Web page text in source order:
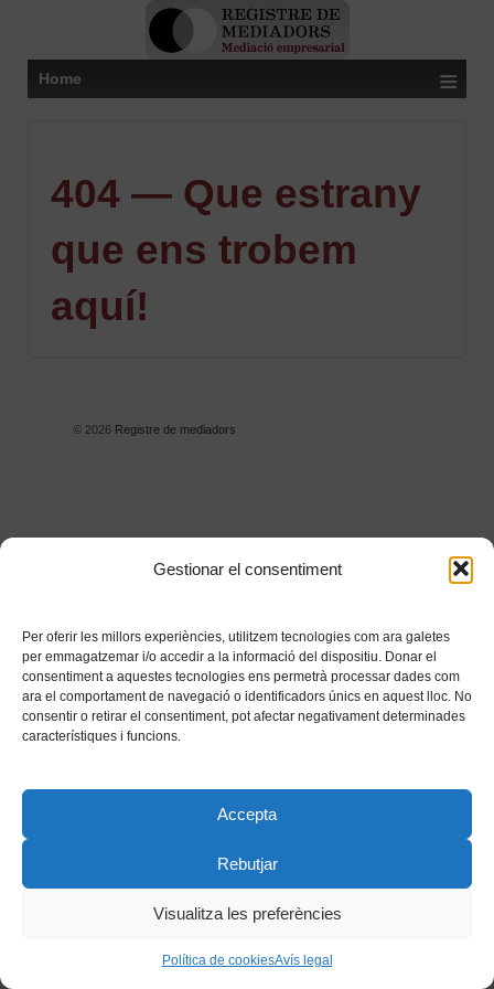
Gestionar el consentiment
Per oferir les millors experiències, utilitzem tecnologies com ara galetes
per emmagatzemar i/o accedir a la informació del dispositiu. Donar el
consentiment a aquestes tecnologies ens permetrà processar dades com
ara el comportament de navegació o identificadors únics en aquest lloc. No
consentir o retirar el consentiment, pot afectar negativament determinades
característiques i funcions.
Accepta
Rebutjar
Visualitza les preferències
Política de cookiesAvís legal
Home ≡
404 — Que estrany
que ens trobem
aquí!
© 2026Registre de mediadors